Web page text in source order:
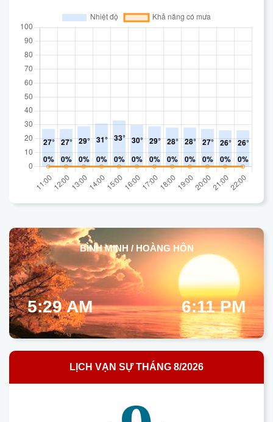
BÌNH MINH / HOÀNG HÔN
5:29 AM 6:11 PM
LỊCH VẠN SỰ THÁNG 8/2026